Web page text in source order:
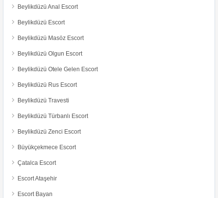
Beylikdüzü Anal Escort
Beylikdüzü Escort
Beylikdüzü Masöz Escort
Beylikdüzü Olgun Escort
Beylikdüzü Otele Gelen Escort
Beylikdüzü Rus Escort
Beylikdüzü Travesti
Beylikdüzü Türbanlı Escort
Beylikdüzü Zenci Escort
Büyükçekmece Escort
Çatalca Escort
Escort Ataşehir
Escort Bayan